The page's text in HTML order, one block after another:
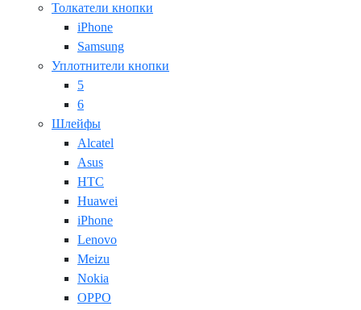
Толкатели кнопки
iPhone
Samsung
Уплотнители кнопки
5
6
Шлейфы
Alcatel
Asus
HTC
Huawei
iPhone
Lenovo
Meizu
Nokia
OPPO